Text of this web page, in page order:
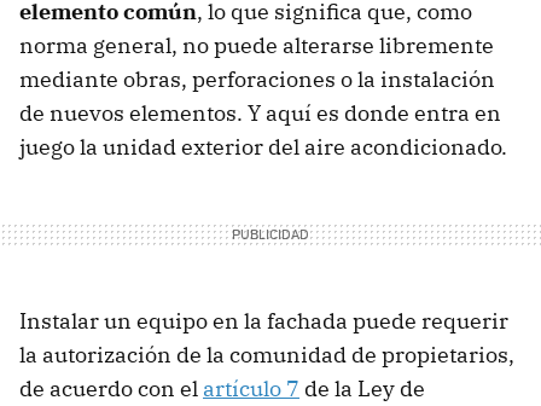
elemento común, lo que significa que, como
norma general, no puede alterarse libremente
mediante obras, perforaciones o la instalación
de nuevos elementos. Y aquí es donde entra en
juego la unidad exterior del aire acondicionado.
Instalar un equipo en la fachada puede requerir
la autorización de la comunidad de propietarios,
de acuerdo con el artículo 7 de la Ley de